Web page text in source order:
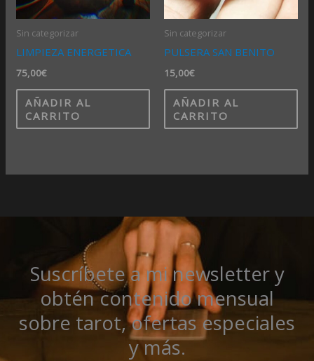
Sin categorizar
LIMPIEZA ENERGETICA
75,00€
AÑADIR AL
CARRITO
Sin categorizar
PULSERA SAN BENITO
15,00€
AÑADIR AL
CARRITO
Suscríbete a mi newsletter y
obtén contenido mensual
sobre tarot, ofertas especiales
y más.